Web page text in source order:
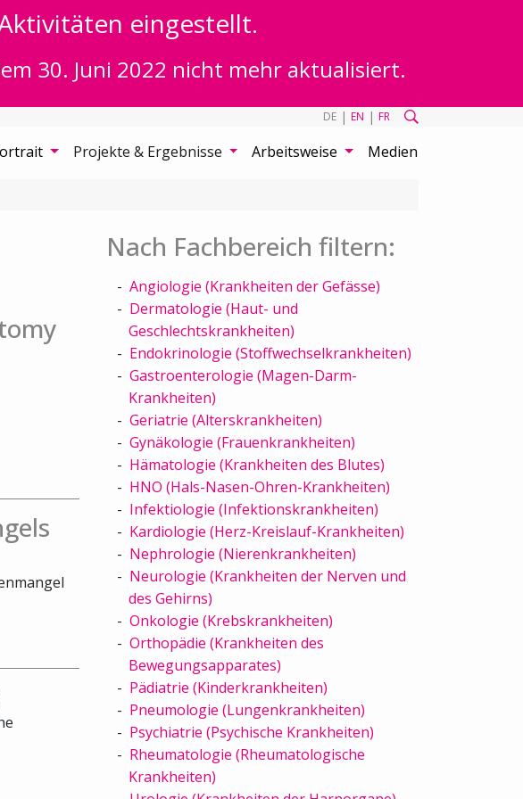
eingestellt.
30. Juni 2022 nicht mehr aktualisiert.
DE | EN | FR
Projekte & Ergebnisse Arbeitsweise Medien
Nach Fachbereich filtern:
Angiologie (Krankheiten der Gefässe)
Dermatologie (Haut- und
Geschlechtskrankheiten)
Endokrinologie (Stoffwechselkrankheiten)
Gastroenterologie (Magen-Darm-
Krankheiten)
Geriatrie (Alterskrankheiten)
Gynäkologie (Frauenkrankheiten)
Hämatologie (Krankheiten des Blutes)
HNO (Hals-Nasen-Ohren-Krankheiten)
Infektiologie (Infektionskrankheiten)
Kardiologie (Herz-Kreislauf-Krankheiten)
Nephrologie (Nierenkrankheiten)
Neurologie (Krankheiten der Nerven und
des Gehirns)
Onkologie (Krebskrankheiten)
Orthopädie (Krankheiten des
Bewegungsapparates)
Pädiatrie (Kinderkrankheiten)
Pneumologie (Lungenkrankheiten)
Psychiatrie (Psychische Krankheiten)
Rheumatologie (Rheumatologische
Krankheiten)